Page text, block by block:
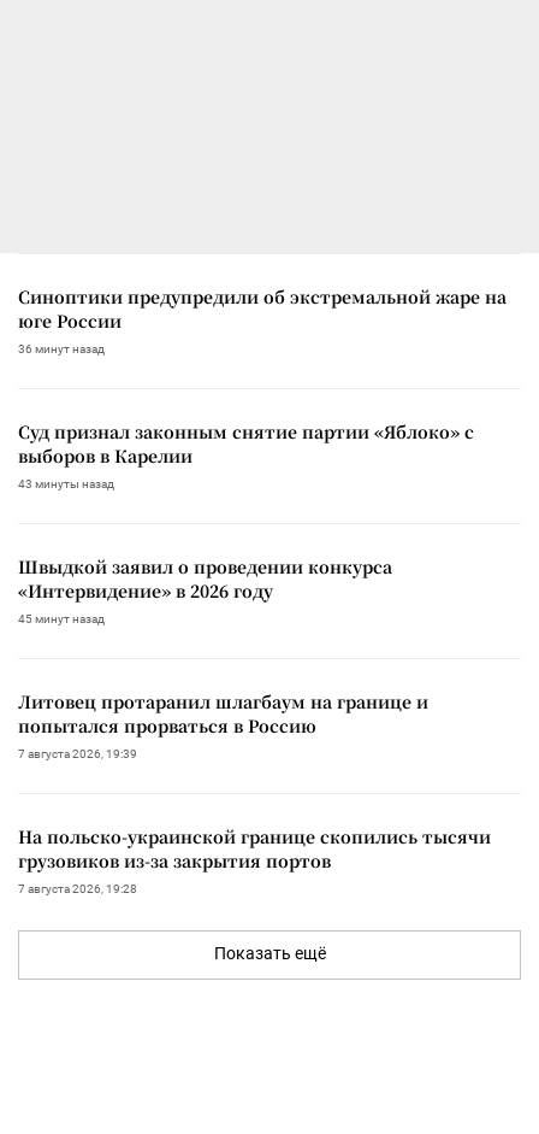
Синоптики предупредили об экстремальной жаре на
юге России
36 минут назад
Суд признал законным снятие партии «Яблоко» с
выборов в Карелии
43 минуты назад
Швыдкой заявил о проведении конкурса
«Интервидение» в 2026 году
45 минут назад
Литовец протаранил шлагбаум на границе и
попытался прорваться в Россию
7 августа 2026, 19:39
На польско-украинской границе скопились тысячи
грузовиков из-за закрытия портов
7 августа 2026, 19:28
Показать ещё